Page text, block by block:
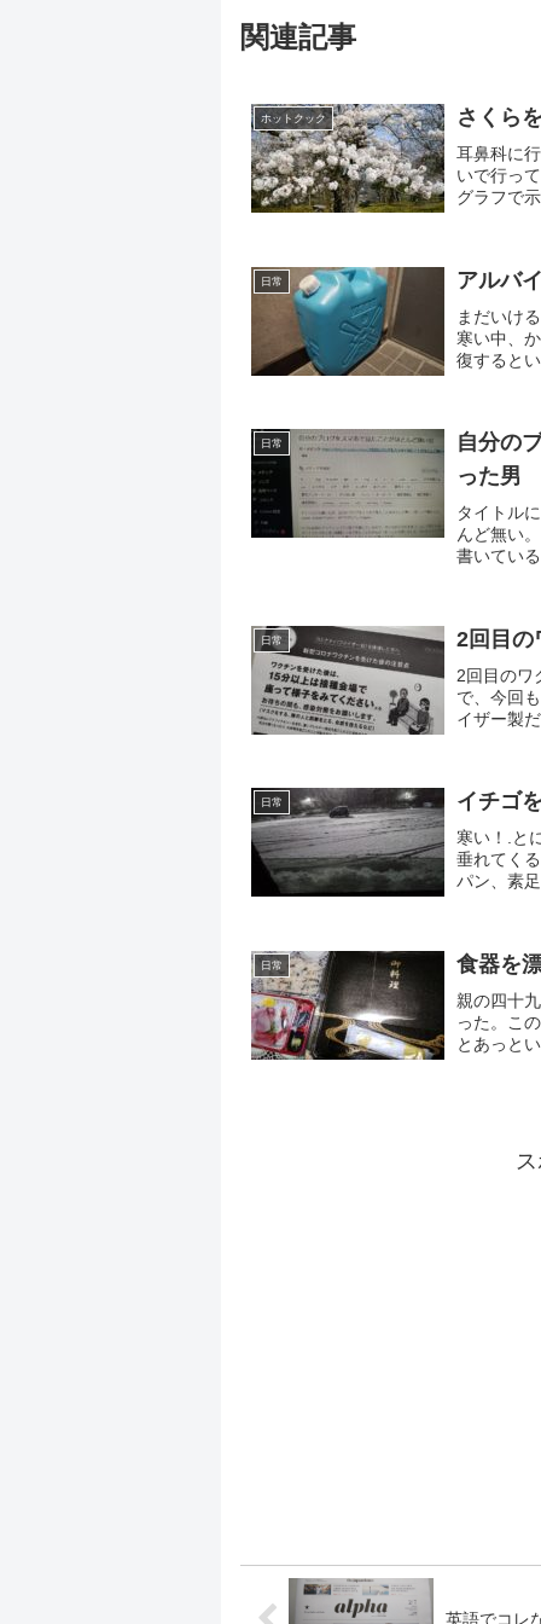
関連記事
ホットクック さくら
耳鼻科に
いで行っ
グラフで
日常 アルバ
まだいけ
寒い中、
復すると
日常
自分の
った男
タイトル
んど無い
書いてい
日常 2回目の
2回目のワ
で、今回
イザー製
日常 イチゴ
寒い！.と
垂れてく
パン、素
日常 食器を
親の四十
った。こ
とあっと
英語でコレ